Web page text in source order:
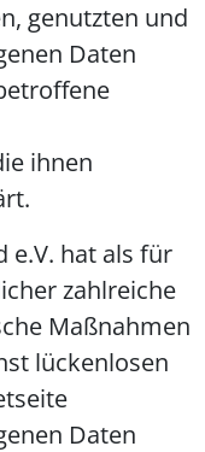
genutzten und
Daten
ihnen
e.V. hat als für
zahlreiche
Maßnahmen
lückenlosen
Daten